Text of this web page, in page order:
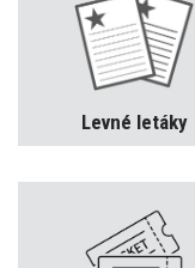
Levné letáky